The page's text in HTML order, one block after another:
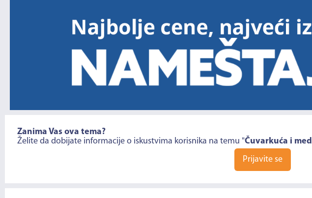
Zanima Vas ova tema?
Želite da dobijate informacije o iskustvima korisnika na temu "Čuvarkuća i med
Prijavite se